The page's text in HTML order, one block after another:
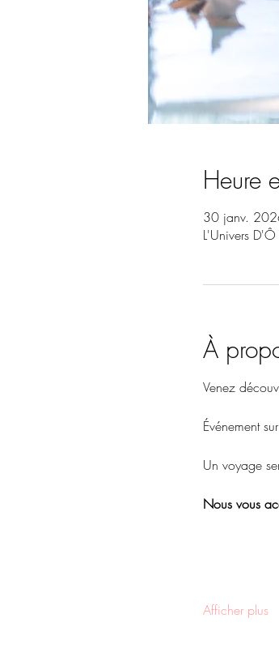
Heure
30 janv.
L'Univers
À
Venez
Événement
Un voyage
Nous vous
Afficher plus